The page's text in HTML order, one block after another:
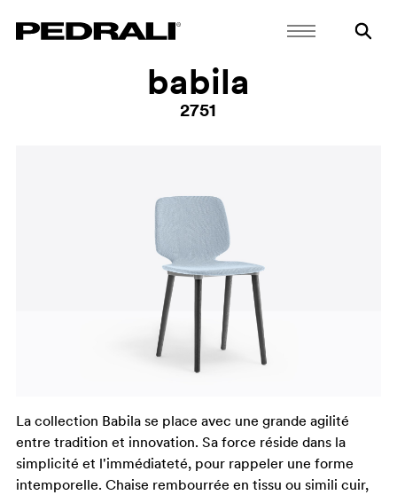
babila
2751
La collection Babila se place avec une grande agilité
entre tradition et innovation. Sa force réside dans la
simplicité et l'immédiateté, pour rappeler une forme
intemporelle. Chaise rembourrée en tissu ou simili cuir,